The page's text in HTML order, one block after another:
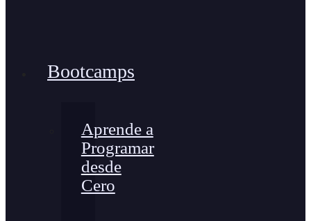
Bootcamps
Aprende a
Programar
desde
Cero